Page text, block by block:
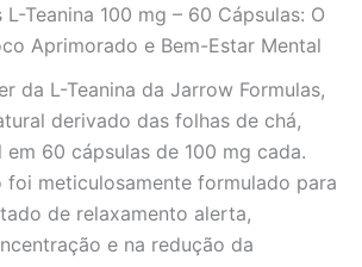
Teanina 100 mg – 60 Cápsulas: O
Aprimorado e Bem-Estar Mental
da L-Teanina da Jarrow Formulas,
derivado das folhas de chá,
60 cápsulas de 100 mg cada.
foi meticulosamente formulado para
de relaxamento alerta,
e na redução da